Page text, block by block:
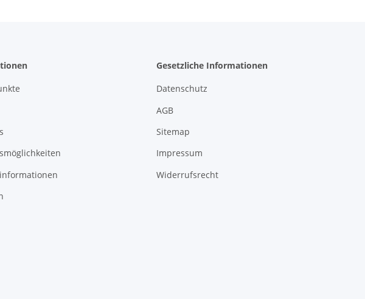
Gesetzliche Informationen
Datenschutz
AGB
Sitemap
Impressum
Widerrufsrecht